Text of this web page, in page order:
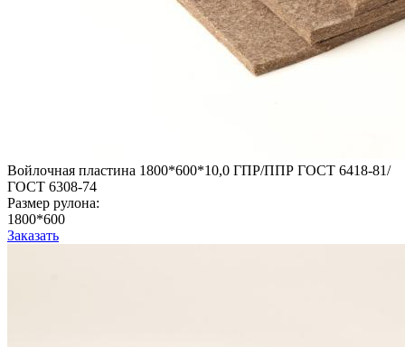
Войлочная пластина 1800*600*10,0 ГПР/ППР ГОСТ 6418-81/
ГОСТ 6308-74
Размер рулона:
1800*600
Заказать